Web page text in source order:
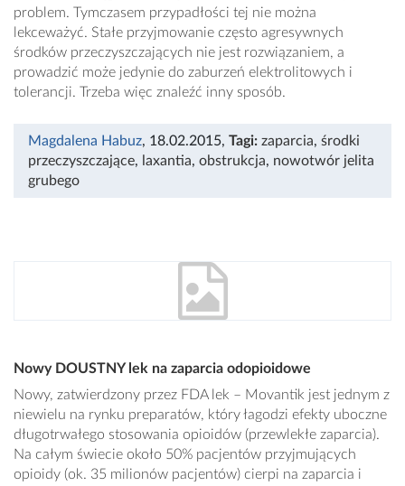
problem. Tymczasem przypadłości tej nie można
lekceważyć. Stałe przyjmowanie często agresywnych
środków przeczyszczających nie jest rozwiązaniem, a
prowadzić może jedynie do zaburzeń elektrolitowych i
tolerancji. Trzeba więc znaleźć inny sposób.
Magdalena Habuz, 18.02.2015, Tagi: zaparcia, środki
przeczyszczające, laxantia, obstrukcja, nowotwór jelita
grubego
Nowy DOUSTNY lek na zaparcia odopioidowe
Nowy, zatwierdzony przez FDA lek – Movantik jest jednym z
niewielu na rynku preparatów, który łagodzi efekty uboczne
długotrwałego stosowania opioidów (przewlekłe zaparcia).
Na całym świecie około 50% pacjentów przyjmujących
opioidy (ok. 35 milionów pacjentów) cierpi na zaparcia i